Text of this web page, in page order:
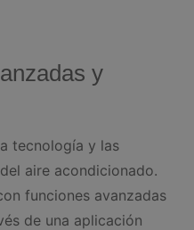
y
tecnología y las
aire acondicionado.
funciones avanzadas
de una aplicación